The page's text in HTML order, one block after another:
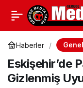
Haberler Genel
Eskişehir’de
Gizlenmiş
Çorum’da Tefecilik
Operasyonu: 4 Kişi
Gözaltına Alındı